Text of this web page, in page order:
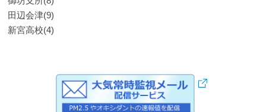
田辺会津(9)
新宮高校(4)